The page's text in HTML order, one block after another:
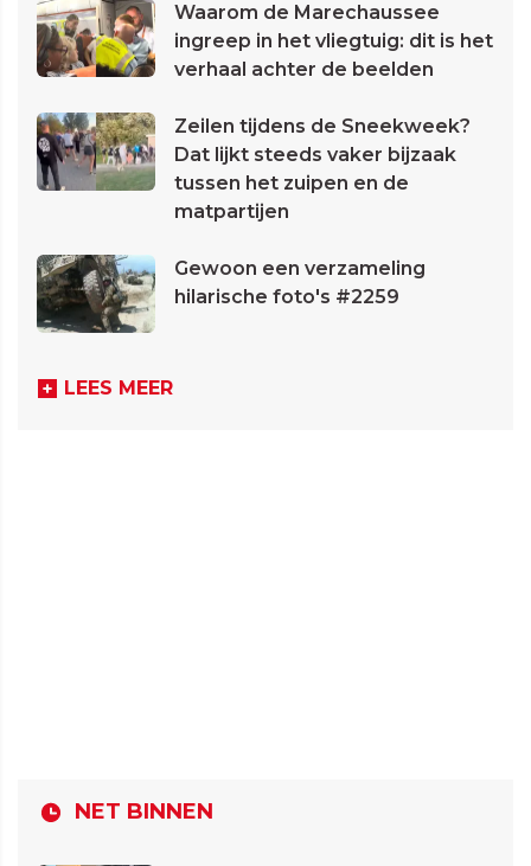
Waarom de Marechaussee
ingreep in het vliegtuig: dit is het
verhaal achter de beelden
Zeilen tijdens de Sneekweek?
Dat lijkt steeds vaker bijzaak
tussen het zuipen en de
matpartijen
Gewoon een verzameling
hilarische foto's #2259
LEES MEER
NET BINNEN